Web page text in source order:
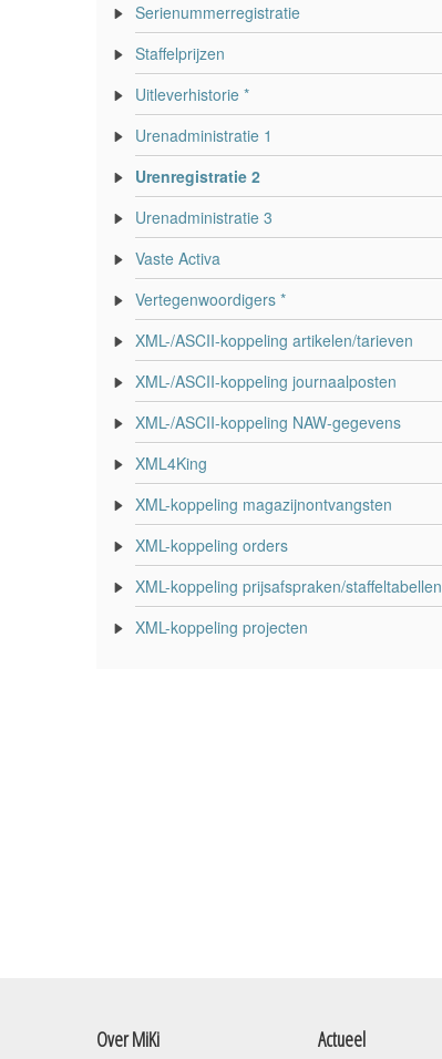
Serienummerregistratie
Staffelprijzen
Uitleverhistorie *
Urenadministratie 1
Urenregistratie 2
Urenadministratie 3
Vaste Activa
Vertegenwoordigers *
XML-/ASCII-koppeling artikelen/tarieven
XML-/ASCII-koppeling journaalposten
XML-/ASCII-koppeling NAW-gegevens
XML4King
XML-koppeling magazijnontvangsten
XML-koppeling orders
XML-koppeling prijsafspraken/staffeltabellen
XML-koppeling projecten
Over MiKi Actueel